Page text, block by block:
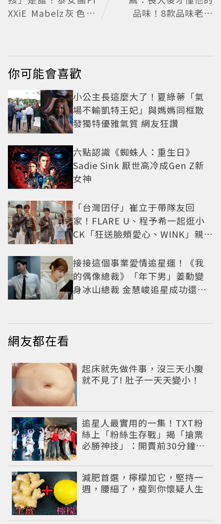
XXiE Mabelz灰色長
品味！8款品味老爸
你可能會喜歡
小公主長這麼大了！夏綠蒂「氣
場不輸凱特王妃」與媽媽同框散
發獨特優雅氣質 網友狂讚
六點認識《蜘蛛人：重生日》
Sadie Sink 厭世高冷成Gen Z新
女神
「台灣囝仔」崔立于帶隊友回
家！FLARE U、程予希一起逛小
CK「狂送臉頰愛心、WINK」親曝
接接這個事業愛情追星運！《我
的偶像總裁》「年下男」姜勳變
身冰山總裁 金慧峻追星成功還偶
網友都在看
起床就先做件事，沒三天小腹
就不見了! 肚子一天天變小！
PR
追星人最實用的一集！TXT粉
絲上「粉絲生存戰」揭「搶票
必勝神技」：開賣前30分鐘手
減肥首選，檸檬加它，堅持一
週，腰細了，瘦到你懷疑人生
PR